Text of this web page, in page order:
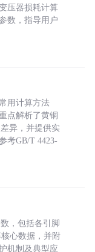
压器损耗计算
数，指导用户
用计算方法
点解析了黄铜
异，并提供实
考GB/T 4423-
，包括各引脚
心数据，并附
机制及典型应